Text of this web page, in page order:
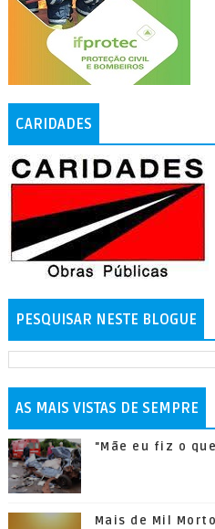
CARIDADES
PESQUISAR NESTE BLOGUE
AS MAIS VISTAS DE SEMPRE
"Mãe eu fiz o
Mais de Mil